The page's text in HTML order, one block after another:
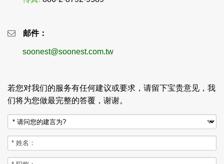
邮件：
soonest@soonest.com.tw
若您对我们的服务有任何建议或要求，请留下宝贵意见，我
们将为您做最完整的答覆，谢谢。